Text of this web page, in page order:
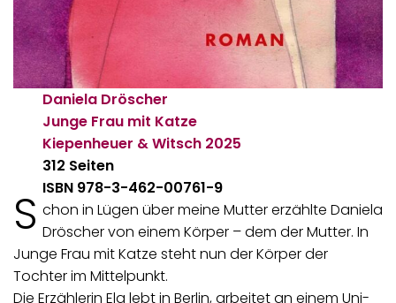
Daniela Dröscher
Junge Frau mit Katze
Kiepenheuer & Witsch 2025
312 Seiten
ISBN 978-3-462-00761-9
S chon in Lügen über meine Mutter erzählte Daniela
Dröscher von einem Körper – dem der Mutter. In
Junge Frau mit Katze steht nun der Körper der
Tochter im Mittelpunkt.
Die Erzählerin Ela lebt in Berlin, arbeitet an einem Uni-